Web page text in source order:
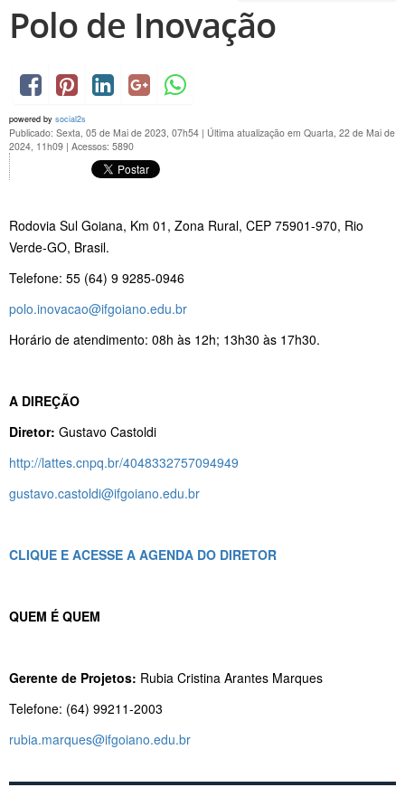
Polo de Inovação
powered by social2s
Publicado: Sexta, 05 de Mai de 2023, 07h54 | Última atualização em Quarta, 22 de Mai de
2024, 11h09 | Acessos: 5890
Rodovia Sul Goiana, Km 01, Zona Rural, CEP 75901-970, Rio
Verde-GO, Brasil.
Telefone: 55 (64) 9 9285-0946
polo.inovacao@ifgoiano.edu.br
Horário de atendimento: 08h às 12h; 13h30 às 17h30.
A DIREÇÃO
Diretor: Gustavo Castoldi
http://lattes.cnpq.br/4048332757094949
gustavo.castoldi@ifgoiano.edu.br
CLIQUE E ACESSE A AGENDA DO DIRETOR
QUEM É QUEM
Gerente de Projetos: Rubia Cristina Arantes Marques
Telefone: (64) 99211-2003
rubia.marques@ifgoiano.edu.br